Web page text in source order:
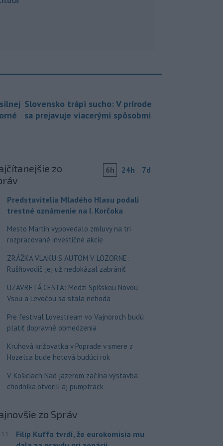
Slovensko trápi sucho: V prírode
sa prejavuje viacerými spôsobmi
zo
6h 24h 7d
Predstavitelia Mladého Hlasu podali
trestné oznámenie na I. Korčoka
Mesto Martin vypovedalo zmluvy na tri
rozpracované investičné akcie
ZRÁŽKA VLAKU S AUTOM V LOZORNE:
Rušňovodič jej už nedokázal zabrániť
UZAVRETÁ CESTA: Medzi Spišskou Novou
Vsou a Levočou sa stala nehoda
Pre festival Lovestream vo Vajnoroch budú
platiť dopravné obmedzenia
Kruhová križovatka v Poprade v smere z
Hozelca bude hotová budúci rok
V Košiciach Nad jazerom začína výstavba
chodníka,otvorili aj pumptrack
zo Správ
Filip Kuffa tvrdí, že eurokomisia mu